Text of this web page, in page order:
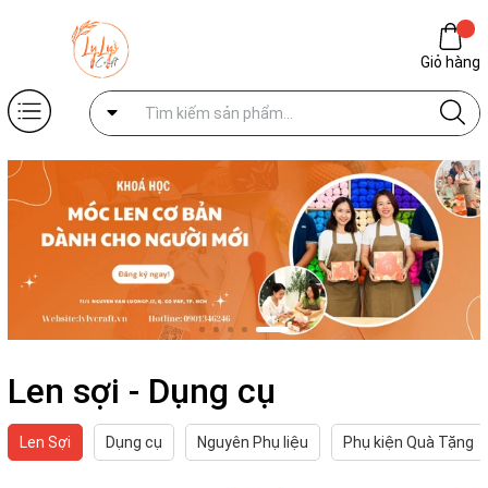
Giỏ hàng
Len sợi - Dụng cụ
Len Sợi Dụng cụ Nguyên Phụ liệu Phụ kiện Quà Tặng